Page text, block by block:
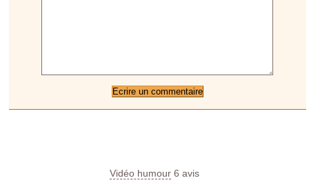
Vidéo humour 6 avis